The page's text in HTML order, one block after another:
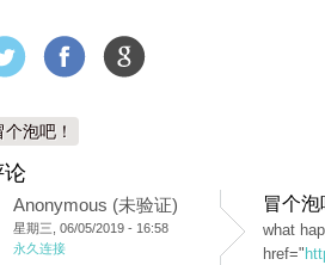
个泡吧！
论
Anonymous (未验证)
星期三, 06/05/2019 - 16:58
永久连接
冒个
what
href="